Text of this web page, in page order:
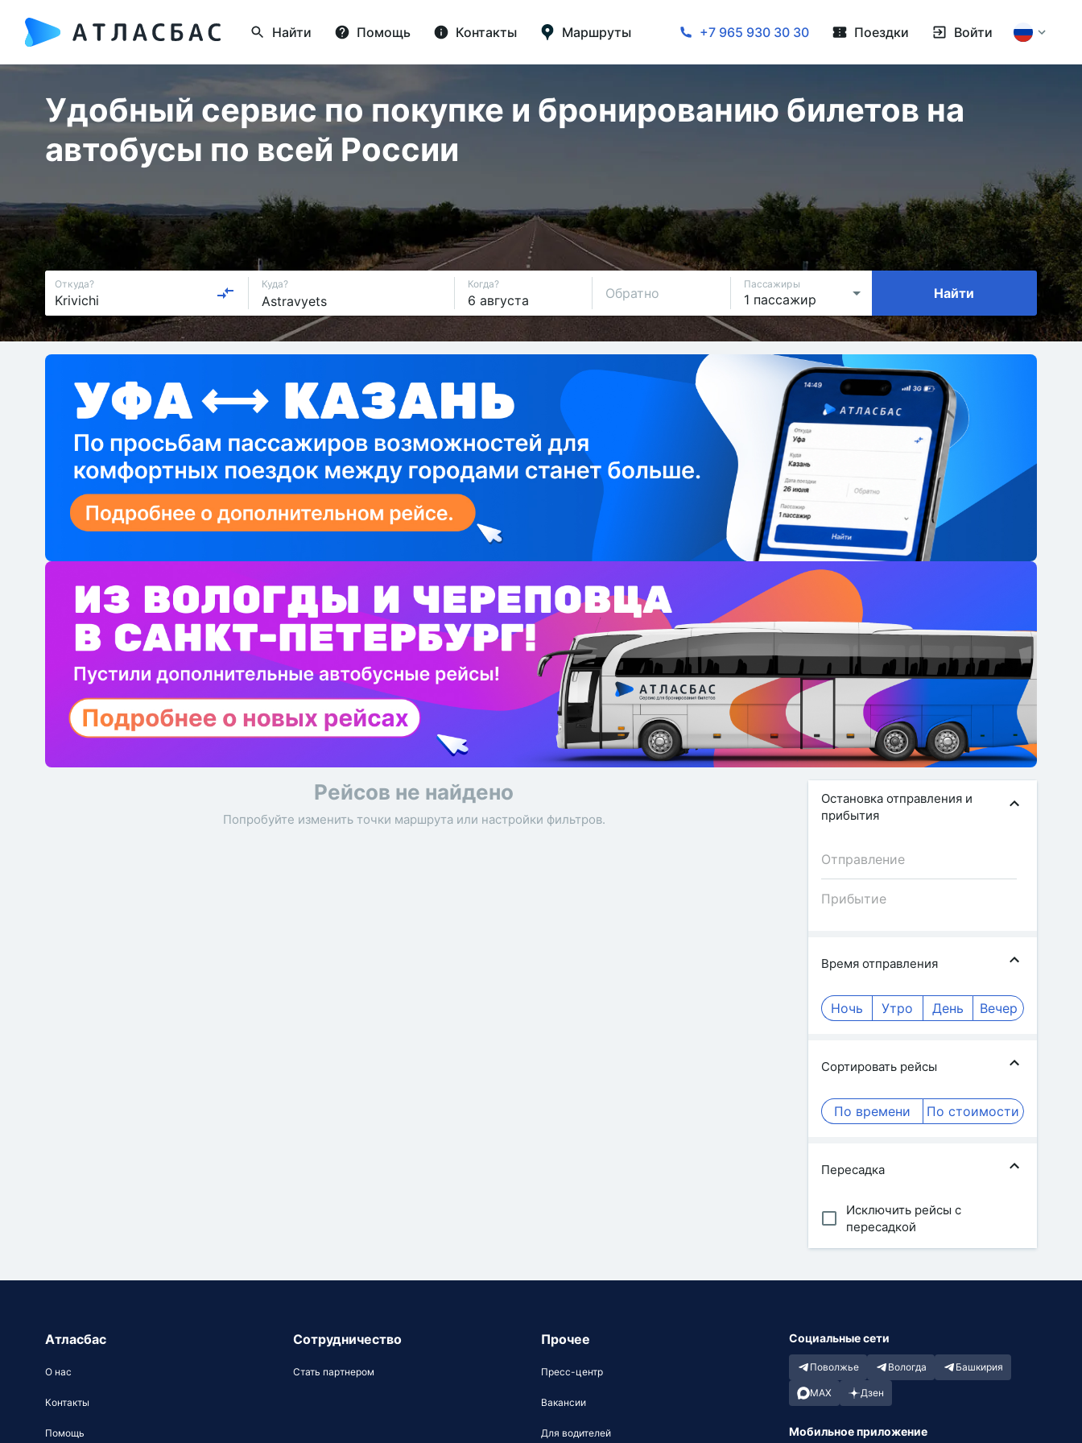
Найти Помощь Контакты Маршруты +7 965 930 30 30 Поездки Войти
Удобный сервис по покупке и бронированию билетов на
автобусы по всей России
Откуда? Куда? Когда?
Обратно
Пассажиры
Найти
Рейсов не найдено
Попробуйте изменить точки маршрута или настройки фильтров.
Остановка отправления и
прибытия
Время отправления
Ночь Утро День Вечер
Сортировать рейсы
По времени По стоимости
Пересадка
Исключить рейсы с
пересадкой
Атласбас
О нас
Контакты
Помощь
Сотрудничество
Стать партнером
Прочее
Пресс-центр
Вакансии
Для водителей
Социальные сети
Поволжье Вологда Башкирия
MAX Дзен
Мобильное приложение